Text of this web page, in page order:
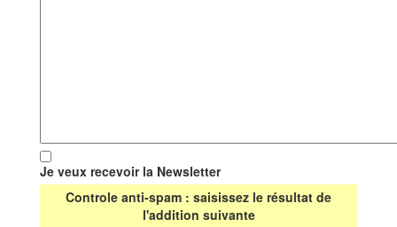
Je veux recevoir la Newsletter
Controle anti-spam : saisissez le résultat de
l'addition suivante